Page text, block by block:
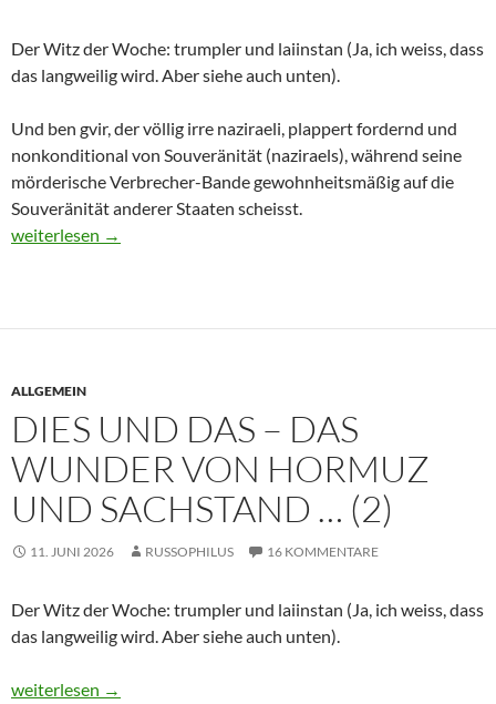
Der Witz der Woche: trumpler und laiinstan (Ja, ich weiss, dass
das langweilig wird. Aber siehe auch unten).
Und ben gvir, der völlig irre naziraeli, plappert fordernd und
nonkonditional von Souveränität (naziraels), während seine
mörderische Verbrecher-Bande gewohnheitsmäßig auf die
Souveränität anderer Staaten scheisst.
Dies und Das – Iran, 404 und Sachstand … (3)
weiterlesen →
ALLGEMEIN
DIES UND DAS – DAS
WUNDER VON HORMUZ
UND SACHSTAND … (2)
11. JUNI 2026 RUSSOPHILUS 16 KOMMENTARE
Der Witz der Woche: trumpler und laiinstan (Ja, ich weiss, dass
das langweilig wird. Aber siehe auch unten).
Dies und Das – Das Wunder von Hormuz und Sachstand … (2)
weiterlesen →